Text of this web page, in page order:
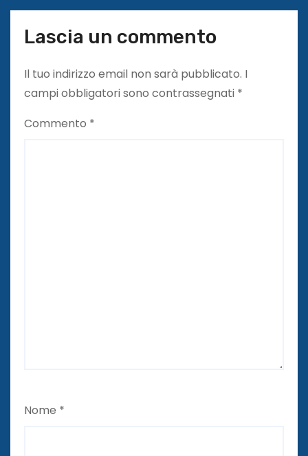
Lascia un commento
Il tuo indirizzo email non sarà pubblicato. I
campi obbligatori sono contrassegnati *
Commento *
Nome *